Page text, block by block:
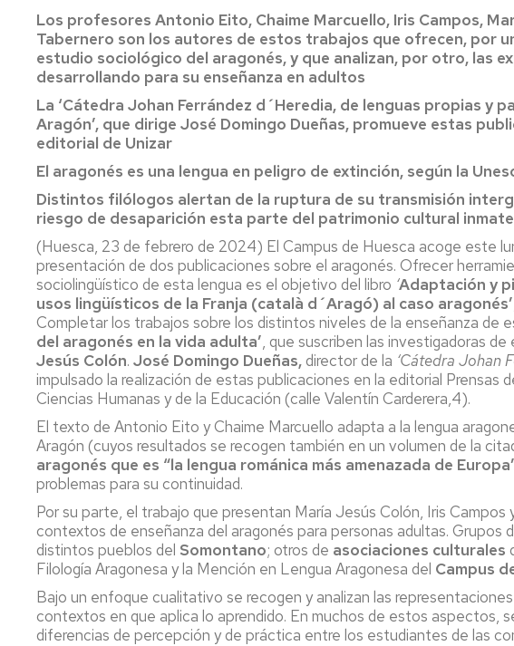
Imágenes
Documentos
de
referencia/Normativa
Get
to
us
Extranjera
Universidad
de
la
Experiencia
en
de
Huesca
de
Orientación
y
Empleo
Internacionalización
e
Imagen
Comunicación
e
Actividades
e
instalaciones
deportivas
Informática
y
comunicaciones
Servicio
Mantenimiento
Conserjería
y
correo
interno
Unizar
Otros
servicios
en
el
Los profesores Antonio Eito, Chaime Marcuello, Iris Campos,
Tabernero son los autores de estos trabajos que ofrecen, por
estudio sociológico del aragonés, y que analizan, por otro, las
desarrollando para su enseñanza en adultos
La ‘Cátedra Johan Ferrández d´Heredia, de lenguas propias y
Aragón’, que dirige José Domingo Dueñas, promueve estas
editorial de Unizar
El aragonés es una lengua en peligro de extinción, según la
Distintos filólogos alertan de la ruptura de su transmisión
riesgo de desaparición esta parte del patrimonio cultural
(Huesca, 23 de febrero de 2024) El Campus de Huesca acoge este
presentación de dos publicaciones sobre el aragonés. Ofrecer
sociolingüístico de esta lengua es el objetivo del libro ‘Adaptación y
usos lingüísticos de la Franja (català d´Aragó) al caso aragonés’
Completar los trabajos sobre los distintos niveles de la enseñanza
del aragonés en la vida adulta’, que suscriben las investigadoras
Jesús Colón. José Domingo Dueñas,director de la ‘Cátedra Johan
impulsado la realización de estas publicaciones en la editorial Prensas
Ciencias Humanas y de la Educación (calle Valentín Carderera,4).
El texto de Antonio Eito y Chaime Marcuello adapta a la lengua
Aragón (cuyos resultados se recogen también en un volumen de la
aragonés que es “la lengua románica más amenazada de
problemas para su continuidad.
Por su parte, el trabajo que presentan María Jesús Colón, Iris
contextos de enseñanza del aragonés para personas adultas. Grupos
distintos pueblos del Somontano; otros de asociaciones culturales
Filología Aragonesa y la Mención en Lengua Aragonesa del Campus
Bajo un enfoque cualitativo se recogen y analizan las
contextos en que aplica lo aprendido. En muchos de estos aspectos,
diferencias de percepción y de práctica entre los estudiantes de las